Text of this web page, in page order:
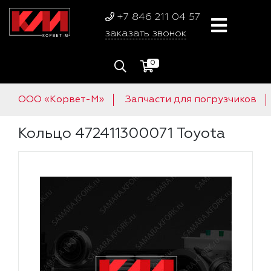
+7 846 211 04 57
заказать звонок
0
ООО «Корвет-М» Запчасти для погрузчиков
Кольцо 472411300071 Toyota